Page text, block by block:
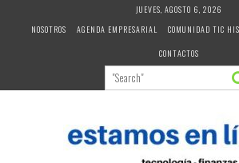
JUEVES, AGOSTO 6, 2026
NOSOTROS
AGENDA EMPRESARIAL COMUNIDAD TIC
CONTACTOS